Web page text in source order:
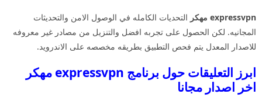
expressvpn مهكر
التحديات الكامله في الوصول الامن والتحديثات
المجانيه. لكن الحصول على تجربه افضل والتنزيل من مصادر غير معروفه
للاصدار المعدل يتم فحص التطبيق بطريقه مخصصه على الاندرويد.
ابرز التعليقات حول برنامج expressvpn مهكر
اخر اصدار مجانا